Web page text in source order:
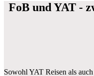
FoB und YAT -
Sowohl YAT Reisen als